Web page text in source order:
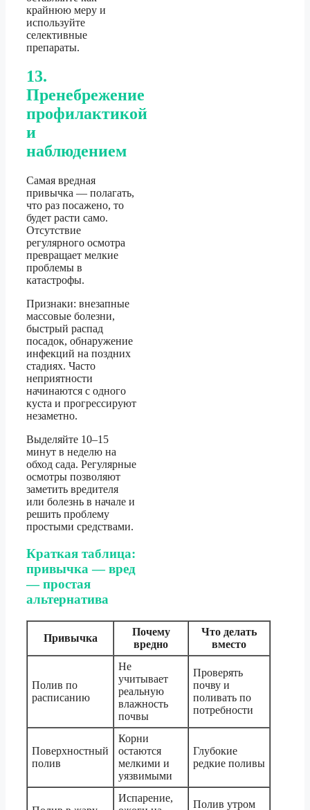
крайнюю меру и
используйте
селективные
препараты.
13.
Пренебрежение
профилактикой
и
наблюдением
Самая вредная
привычка — полагать,
что раз посажено, то
будет расти само.
Отсутствие
регулярного осмотра
превращает мелкие
проблемы в
катастрофы.
Признаки: внезапные
массовые болезни,
быстрый распад
посадок, обнаружение
инфекций на поздних
стадиях. Часто
неприятности
начинаются с одного
куста и прогрессируют
незаметно.
Выделяйте 10–15
минут в неделю на
обход сада. Регулярные
осмотры позволяют
заметить вредителя
или болезнь в начале и
решить проблему
простыми средствами.
Краткая таблица:
привычка — вред
— простая
альтернатива
Привычка
Почему
вредно
Что делать
вместо
Полив по
расписанию
Не
учитывает
реальную
влажность
почвы
Проверять
почву и
поливать по
потребности
Поверхностный
полив
Корни
остаются
мелкими и
уязвимыми
Глубокие
редкие поливы
Испарение,
Полив утром